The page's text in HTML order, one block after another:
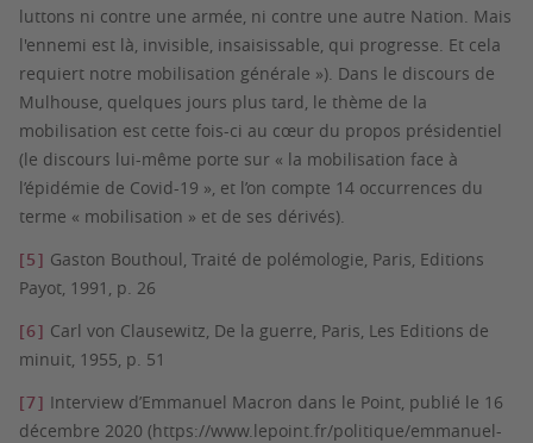
luttons ni contre une armée, ni contre une autre Nation. Mais
l'ennemi est là, invisible, insaisissable, qui progresse. Et cela
requiert notre mobilisation générale »). Dans le discours de
Mulhouse, quelques jours plus tard, le thème de la
mobilisation est cette fois-ci au cœur du propos présidentiel
(le discours lui-même porte sur « la mobilisation face à
l’épidémie de Covid-19 », et l’on compte 14 occurrences du
terme « mobilisation » et de ses dérivés).
[5] Gaston Bouthoul,Traité de polémologie, Paris, Editions
Payot, 1991, p. 26
[6] Carl von Clausewitz, De la guerre, Paris, Les Editions de
minuit, 1955, p. 51
[7] Interview d’Emmanuel Macron dans le Point, publié le 16
décembre 2020 (https://www.lepoint.fr/politique/emmanuel-